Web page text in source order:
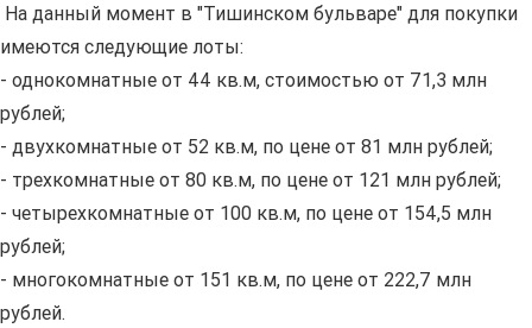
На данный момент в "Тишинском бульваре" для покупки
имеются следующие лоты:
- однокомнатные от 44 кв.м, стоимостью от 71,3 млн
рублей;
- двухкомнатные от 52 кв.м, по цене от 81 млн рублей;
- трехкомнатные от 80 кв.м, по цене от 121 млн рублей;
- четырехкомнатные от 100 кв.м, по цене от 154,5 млн
рублей;
- многокомнатные от 151 кв.м, по цене от 222,7 млн
рублей.